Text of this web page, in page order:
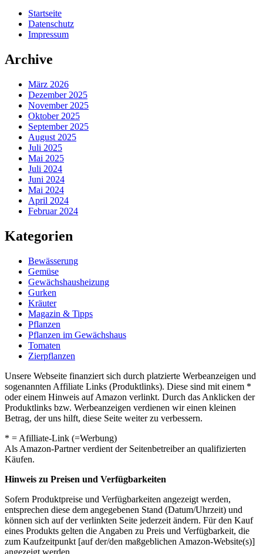
Startseite
Datenschutz
Impressum
Archive
März 2026
Dezember 2025
November 2025
Oktober 2025
September 2025
August 2025
Juli 2025
Mai 2025
Juli 2024
Juni 2024
Mai 2024
April 2024
Februar 2024
Kategorien
Bewässerung
Gemüse
Gewächshausheizung
Gurken
Kräuter
Magazin & Tipps
Pflanzen
Pflanzen im Gewächshaus
Tomaten
Zierpflanzen
Unsere Webseite finanziert sich durch platzierte Werbeanzeigen und
sogenannten Affiliate Links (Produktlinks). Diese sind mit einem *
oder einem Hinweis auf Amazon verlinkt. Durch das Anklicken der
Produktlinks bzw. Werbeanzeigen verdienen wir einen kleinen
Betrag, der uns hilft, diese Seite weiter zu verbessern.
* = Afilliate-Link (=Werbung)
Als Amazon-Partner verdient der Seitenbetreiber an qualifizierten
Käufen.
Hinweis zu Preisen und Verfügbarkeiten
Sofern Produktpreise und Verfügbarkeiten angezeigt werden,
entsprechen diese dem angegebenen Stand (Datum/Uhrzeit) und
können sich auf der verlinkten Seite jederzeit ändern. Für den Kauf
eines Produkts gelten die Angaben zu Preis und Verfügbarkeit, die
zum Kaufzeitpunkt [auf der/den maßgeblichen Amazon-Website(s)]
angezeigt werden.